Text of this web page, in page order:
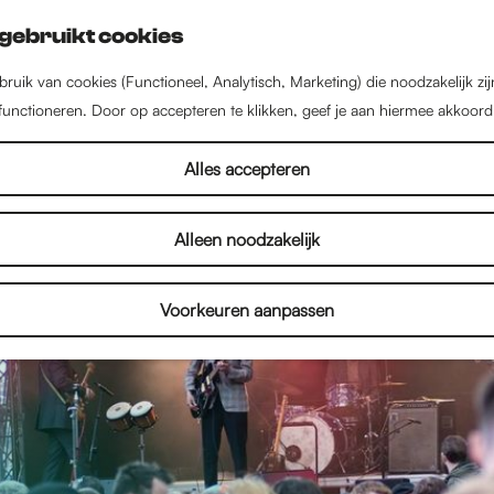
cookies
van cookies (Functioneel, Analytisch, Marketing) die noodzakelijk
Door op accepteren te klikken, geef je aan hiermee
Alles accepteren
Alleen noodzakelijk
Voorkeuren aanpassen